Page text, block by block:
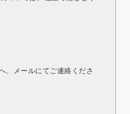
、メールにてご連絡くださ